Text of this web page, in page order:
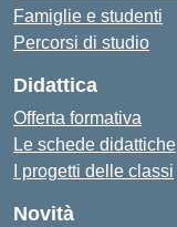
Famiglie e studenti
Percorsi di studio
Didattica
Offerta formativa
Le schede didattiche
I progetti delle classi
Novità